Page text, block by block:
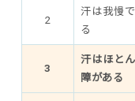
2
汗は我慢
る
3
汗はほと
障がある